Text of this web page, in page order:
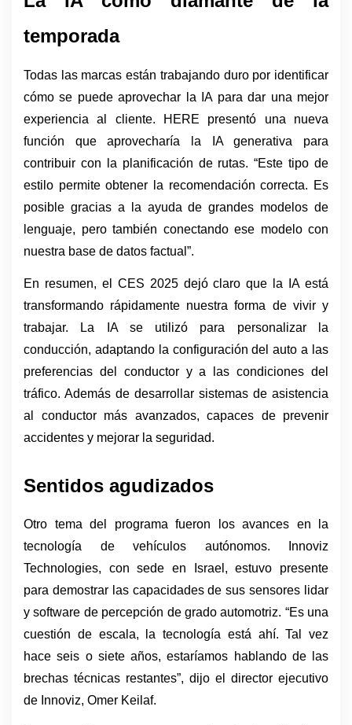
temporada
Todas las marcas están trabajando duro por identificar
cómo se puede aprovechar la IA para dar una mejor
experiencia al cliente. HERE presentó una nueva
función que aprovecharía la IA generativa para
contribuir con la planificación de rutas. “Este tipo de
estilo permite obtener la recomendación correcta. Es
posible gracias a la ayuda de grandes modelos de
lenguaje, pero también conectando ese modelo con
nuestra base de datos factual”.
En resumen, el CES 2025 dejó claro que la IA está
transformando rápidamente nuestra forma de vivir y
trabajar. La IA se utilizó para personalizar la
conducción, adaptando la configuración del auto a las
preferencias del conductor y a las condiciones del
tráfico. Además de desarrollar sistemas de asistencia
al conductor más avanzados, capaces de prevenir
accidentes y mejorar la seguridad.
Sentidos agudizados
Otro tema del programa fueron los avances en la
tecnología de vehículos autónomos. Innoviz
Technologies, con sede en Israel, estuvo presente
para demostrar las capacidades de sus sensores lidar
y software de percepción de grado automotriz. “Es una
cuestión de escala, la tecnología está ahí. Tal vez
hace seis o siete años, estaríamos hablando de las
brechas técnicas restantes”, dijo el director ejecutivo
de Innoviz, Omer Keilaf.